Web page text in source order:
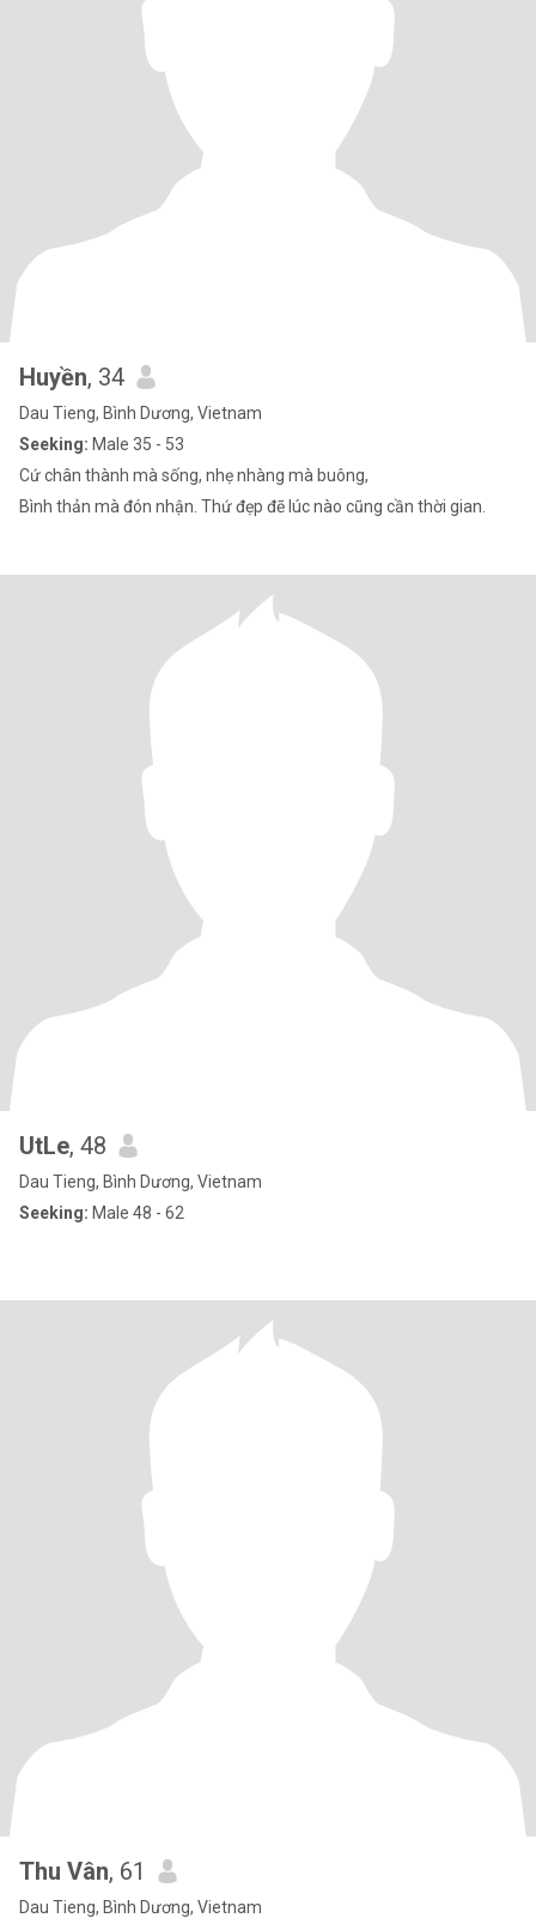
Huyền, 34
Dau Tieng, Bình Dương, Vietnam
Seeking: Male 35 - 53
Cứ chân thành mà sống, nhẹ nhàng mà buông,
Bình thản mà đón nhận. Thứ đẹp đẽ lúc nào cũng cần thời gian.
UtLe, 48
Dau Tieng, Bình Dương, Vietnam
Seeking: Male 48 - 62
Thu Vân, 61
Dau Tieng, Bình Dương, Vietnam